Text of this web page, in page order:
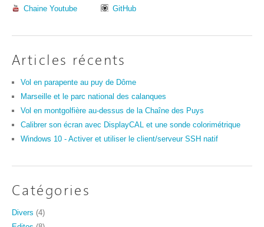
Chaine Youtube
GitHub
Articles récents
Vol en parapente au puy de Dôme
Marseille et le parc national des calanques
Vol en montgolfière au-dessus de la Chaîne des Puys
Calibrer son écran avec DisplayCAL et une sonde colorimétrique
Windows 10 - Activer et utiliser le client/serveur SSH natif
Catégories
Divers (4)